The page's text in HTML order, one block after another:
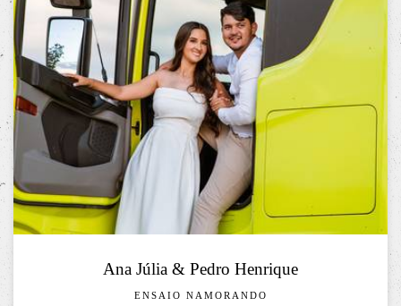
Ana Júlia & Pedro Henrique
ENSAIO NAMORANDO